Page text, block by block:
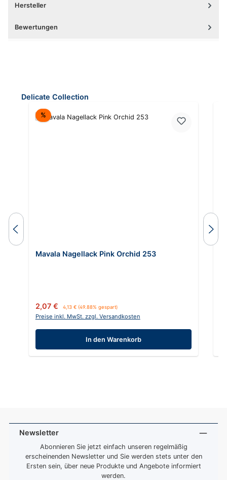
Hersteller
Bewertungen
Produktgalerie überspringen
Delicate Collection
%Rabatt
Mavala Nagellack Pink Orchid 253
Verkaufspreis:
2,07 € Regulärer Preis:
4,13 € (49.88% gespart)
Preise inkl. MwSt. zzgl. Versandkosten
In den Warenkorb
Newsletter
Abonnieren Sie jetzt einfach unseren regelmäßig
erscheinenden Newsletter und Sie werden stets unter den
Ersten sein, über neue Produkte und Angebote informiert
werden.